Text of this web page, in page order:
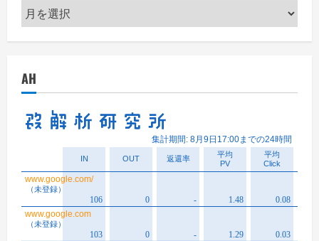
ア
ー
ブ
AH